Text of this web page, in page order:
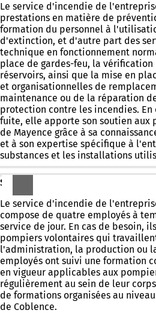
Le service d'incendie de
prestations en matière de
formation du personnel à
d'extinction, et d'autre part des
technique en fonctionnement
place de gardes-feu, la
réservoirs, ainsi que la mise en
et organisationnelles de
maintenance ou de la réparation
protection contre les incendies.
fuite, elle apporte son soutien aux
de Mayence grâce à sa
et à son expertise spécifique à
substances et les installations
Service d'incendie de l'entreprise
Le service d'incendie de
compose de quatre employés à
service de jour. En cas de besoin,
pompiers volontaires qui
l'administration, la production ou
employés ont suivi une formation
en vigueur applicables aux
régulièrement au sein de leur
de formations organisées au
de Coblence.